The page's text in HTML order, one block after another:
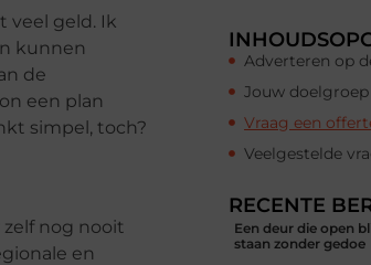
veel geld. Ik
kunnen
de
een plan
simpel, toch?
nog nooit
en
Adverteren op
Jouw
Vraag een
Veelgestelde
RECENTE
Een deur die open
staan zonder gedoe